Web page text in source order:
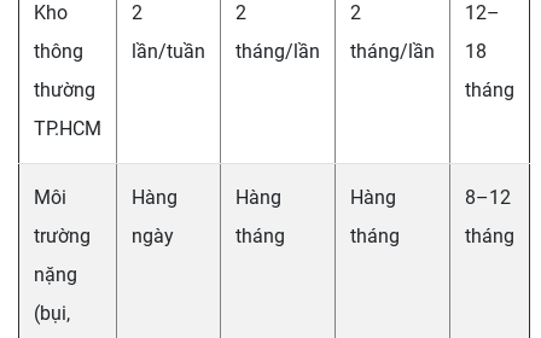
Kho
thông
thường
TP.HCM
2
lần/tuần
2
tháng/lần
2
tháng/lần
12–
18
tháng
Môi
trường
nặng
(bụi,
Hàng
ngày
Hàng
tháng
Hàng
tháng
8–12
tháng